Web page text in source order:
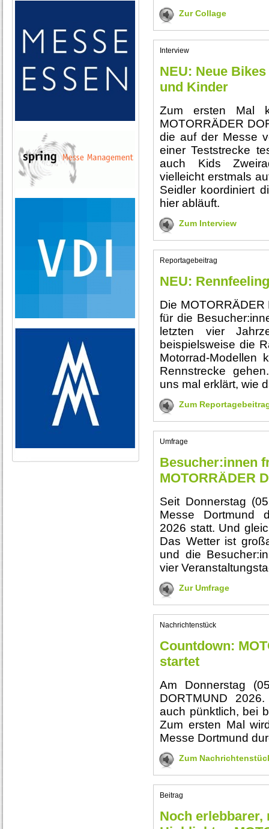
Zur Collage
Interview
NEU: Neue
und Kinder
Zum ersten Mal
MOTORRÄDER
die auf der Messe
einer Teststrecke
auch Kids
vielleicht erstmals
Seidler koordiniert
hier abläuft.
Zum Interview
Reportagebeitrag
NEU:
Die
für die
letzten vier
beispielsweise die
Motorrad-
Rennstrecke
uns mal erklärt, wie
Zum
Umfrage
Besucher:innen
MOTORRÄDER
Seit Donnerstag
Messe Dortmund
2026 statt. Und
Das Wetter ist
und die
vier
Zur Umfrage
Nachrichtenstück
Countdown:
startet
Am Donnerstag
DORTMUND
auch pünktlich, bei
Zum ersten Mal
Messe Dortmund
Zum
Beitrag
Noch erlebbarer,